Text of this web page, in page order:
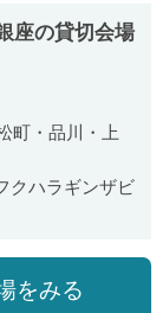
座の貸切会場
町・品川・上
クハラギンザビ
をみる